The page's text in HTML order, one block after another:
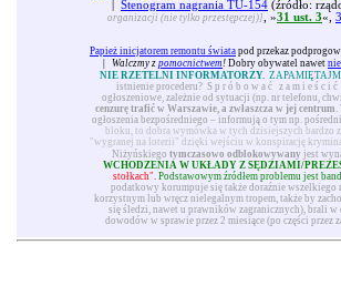
Stenogram nagrania TU-154 (źródło:
organizacji (nie tylko przestępczej)]
, »31 ust. 3«,
Papież inicjatorem remontu świata pod przekaz
Walczmy z pomocnictwem! Dobry obywatel nawet
NIE RZETELNI INFORMATORZY.
istnienie procederu? Spróbować
ogłoszeniowe, zależnie od sytuacji (np. nr telefonu,
cenzurę trafić w Warszawie, a zwłaszcza w jej centrum.
ogłoszenia bezpośredniego – informują o tym np.
bloku, to dobra wymówka w tych dzisiejszych bardzo
"wygranej na loterii" dzięki wejściu w konspirację
Niżyńskiego tymczasowo odblokowywany jest
WCHODZENIA W UKŁADY Z SĘDZIAMI/
stołkach".Podstawowym źródłem problemu jest
podatkowy korumpuje się także doraźnie wszelkiego
korzystnym lub wręcz nielegalnym tropem, także by
się śledzi, nawet u prawników zagranicznych), brali w
dowodów w sprawie przez 2 miesiące (po części